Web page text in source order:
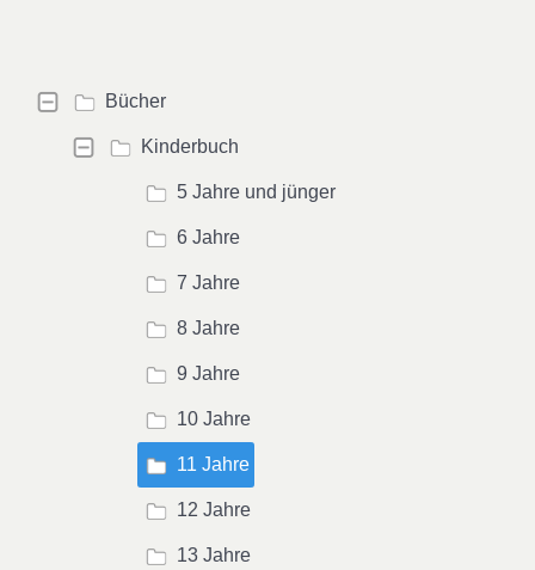
Bücher
Kinderbuch
5 Jahre und jünger
6 Jahre
7 Jahre
8 Jahre
9 Jahre
10 Jahre
11 Jahre
12 Jahre
13 Jahre